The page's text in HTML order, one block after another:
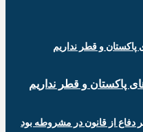
پاکستان و قطر نداریم